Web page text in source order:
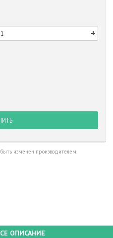
изменен производителем.
ОПИСАНИЕ